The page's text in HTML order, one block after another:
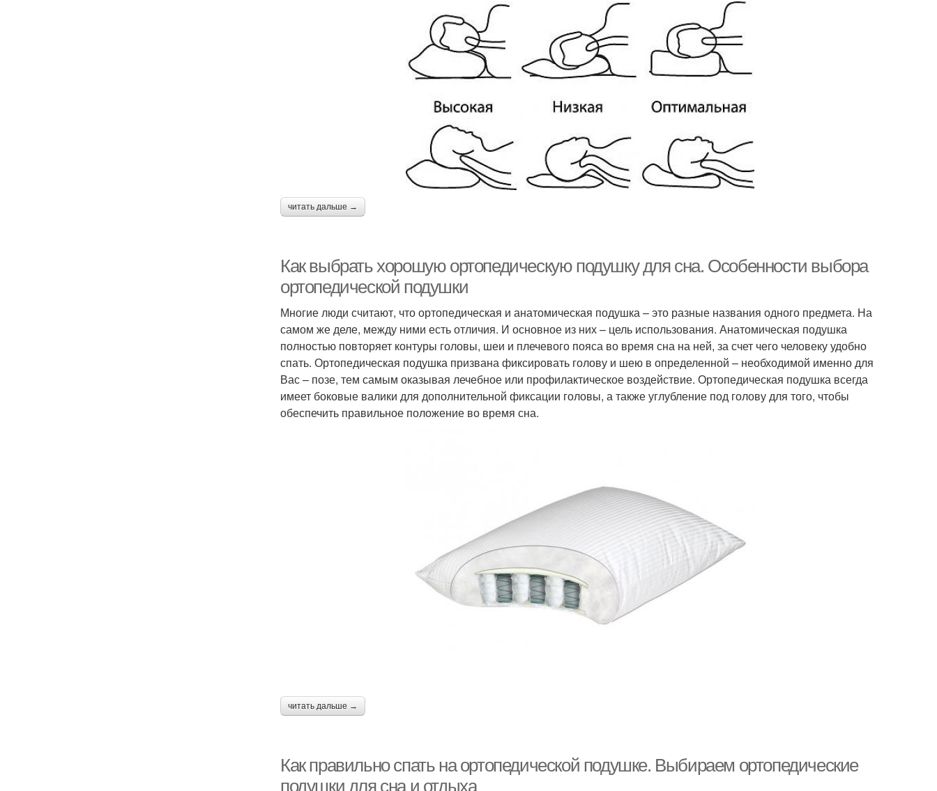
читать дальше →
Как выбрать хорошую ортопедическую подушку для сна. Особенности выбора
ортопедической подушки
Многие люди считают, что ортопедическая и анатомическая подушка – это разные названия одного предмета. На
самом же деле, между ними есть отличия. И основное из них – цель использования. Анатомическая подушка
полностью повторяет контуры головы, шеи и плечевого пояса во время сна на ней, за счет чего человеку удобно
спать. Ортопедическая подушка призвана фиксировать голову и шею в определенной – необходимой именно для
Вас – позе, тем самым оказывая лечебное или профилактическое воздействие. Ортопедическая подушка всегда
имеет боковые валики для дополнительной фиксации головы, а также углубление под голову для того, чтобы
обеспечить правильное положение во время сна.
читать дальше →
Как правильно спать на ортопедической подушке. Выбираем ортопедические
подушки для сна и отдыха